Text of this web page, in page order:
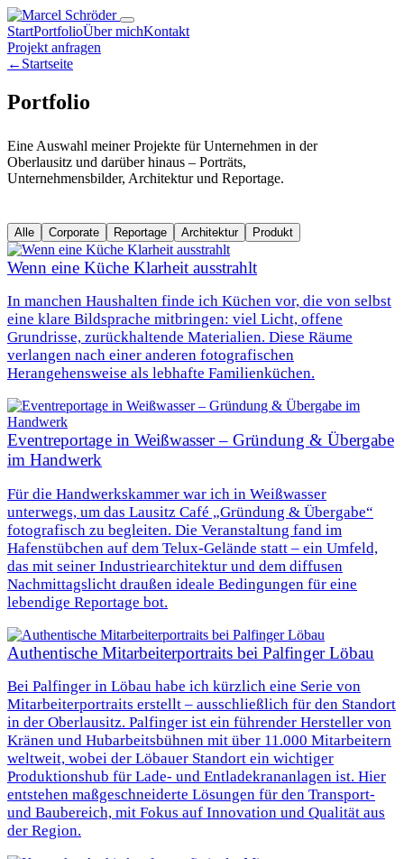
StartPortfolioÜber michKontakt
Projekt anfragen
← Startseite
Portfolio
Eine Auswahl meiner Projekte für Unternehmen in der
Oberlausitz und darüber hinaus – Porträts,
Unternehmensbilder, Architektur und Reportage.
Alle Corporate Reportage Architektur Produkt
Wenn eine Küche Klarheit ausstrahlt
In manchen Haushalten finde ich Küchen vor, die von selbst
eine klare Bildsprache mitbringen: viel Licht, offene
Grundrisse, zurückhaltende Materialien. Diese Räume
verlangen nach einer anderen fotografischen
Herangehensweise als lebhafte Familienküchen.
Eventreportage in Weißwasser – Gründung & Übergabe
im Handwerk
Für die Handwerkskammer war ich in Weißwasser
unterwegs, um das Lausitz Café „Gründung & Übergabe“
fotografisch zu begleiten. Die Veranstaltung fand im
Hafenstübchen auf dem Telux-Gelände statt – ein Umfeld,
das mit seiner Industriearchitektur und dem diffusen
Nachmittagslicht draußen ideale Bedingungen für eine
lebendige Reportage bot.
Authentische Mitarbeiterportraits bei Palfinger Löbau
Bei Palfinger in Löbau habe ich kürzlich eine Serie von
Mitarbeiterportraits erstellt – ausschließlich für den Standort
in der Oberlausitz. Palfinger ist ein führender Hersteller von
Kränen und Hubarbeitsbühnen mit über 11.000 Mitarbeitern
weltweit, wobei der Löbauer Standort ein wichtiger
Produktionshub für Lade- und Entladekrananlagen ist. Hier
entstehen maßgeschneiderte Lösungen für den Transport-
und Baubereich, mit Fokus auf Innovation und Qualität aus
der Region.